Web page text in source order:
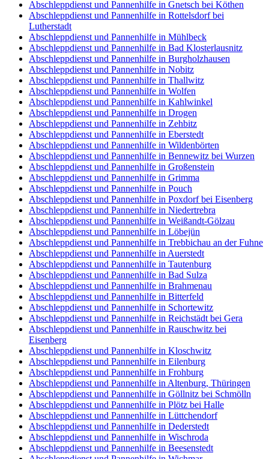
Abschleppdienst und Pannenhilfe in Gnetsch bei Köthen
Abschleppdienst und Pannenhilfe in Rottelsdorf bei
Lutherstadt
Abschleppdienst und Pannenhilfe in Mühlbeck
Abschleppdienst und Pannenhilfe in Bad Klosterlausnitz
Abschleppdienst und Pannenhilfe in Burgholzhausen
Abschleppdienst und Pannenhilfe in Nobitz
Abschleppdienst und Pannenhilfe in Thallwitz
Abschleppdienst und Pannenhilfe in Wolfen
Abschleppdienst und Pannenhilfe in Kahlwinkel
Abschleppdienst und Pannenhilfe in Drogen
Abschleppdienst und Pannenhilfe in Zehbitz
Abschleppdienst und Pannenhilfe in Eberstedt
Abschleppdienst und Pannenhilfe in Wildenbörten
Abschleppdienst und Pannenhilfe in Bennewitz bei Wurzen
Abschleppdienst und Pannenhilfe in Großenstein
Abschleppdienst und Pannenhilfe in Grimma
Abschleppdienst und Pannenhilfe in Pouch
Abschleppdienst und Pannenhilfe in Poxdorf bei Eisenberg
Abschleppdienst und Pannenhilfe in Niedertrebra
Abschleppdienst und Pannenhilfe in Weißandt-Gölzau
Abschleppdienst und Pannenhilfe in Löbejün
Abschleppdienst und Pannenhilfe in Trebbichau an der Fuhne
Abschleppdienst und Pannenhilfe in Auerstedt
Abschleppdienst und Pannenhilfe in Tautenburg
Abschleppdienst und Pannenhilfe in Bad Sulza
Abschleppdienst und Pannenhilfe in Brahmenau
Abschleppdienst und Pannenhilfe in Bitterfeld
Abschleppdienst und Pannenhilfe in Schortewitz
Abschleppdienst und Pannenhilfe in Reichstädt bei Gera
Abschleppdienst und Pannenhilfe in Rauschwitz bei
Eisenberg
Abschleppdienst und Pannenhilfe in Kloschwitz
Abschleppdienst und Pannenhilfe in Eilenburg
Abschleppdienst und Pannenhilfe in Frohburg
Abschleppdienst und Pannenhilfe in Altenburg, Thüringen
Abschleppdienst und Pannenhilfe in Göllnitz bei Schmölln
Abschleppdienst und Pannenhilfe in Plötz bei Halle
Abschleppdienst und Pannenhilfe in Lüttchendorf
Abschleppdienst und Pannenhilfe in Dederstedt
Abschleppdienst und Pannenhilfe in Wischroda
Abschleppdienst und Pannenhilfe in Beesenstedt